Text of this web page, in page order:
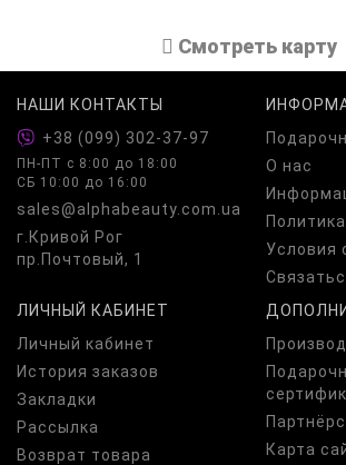
Cмотреть карту
НАШИ КОНТАКТЫ
+38 (099) 302-37-97
ПН-ПТ c 8:00 до 18:00
СБ 10:00 до 16:00
sales@alphabeauty.com.ua
г.Кривой Рог
пр.Почтовый, 1
О нас
Условия
ЛИЧНЫЙ КАБИНЕТ
Личный кабинет
История заказов
Закладки
Рассылка
Возврат товара
Карта